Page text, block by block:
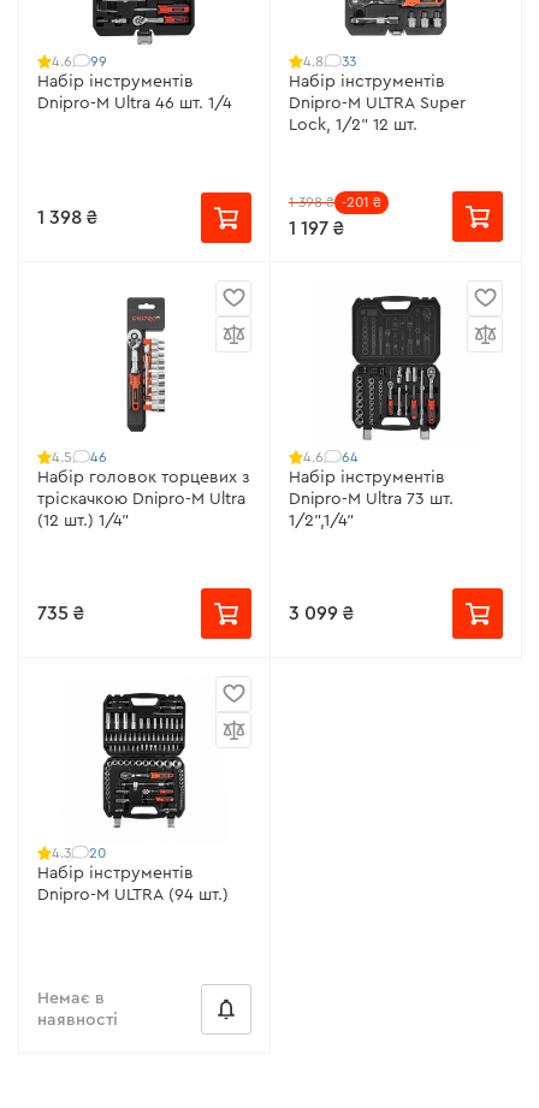
4.6 99
Набір інструментів
Dnipro-M Ultra 46 шт. 1/4
1 398 ₴
4.8 33
Набір інструментів
Dnipro-M ULTRA Super
Lock, 1/2" 12 шт.
1 398 ₴ -201 ₴
1 197 ₴
4.5 46
Набір головок торцевих з
тріскачкою Dnipro-M Ultra
(12 шт.) 1/4"
735 ₴
4.6 64
Набір інструментів
Dnipro-M Ultra 73 шт.
1/2",1/4"
3 099 ₴
4.3 20
Набір інструментів
Dnipro-M ULTRA (94 шт.)
Немає в
наявності